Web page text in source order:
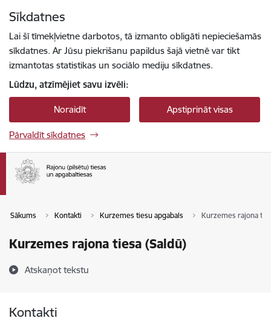
Sīkdatnes
Lai šī tīmekļvietne darbotos, tā izmanto obligāti nepieciešamās
sīkdatnes. Ar Jūsu piekrišanu papildus šajā vietnē var tikt
izmantotas statistikas un sociālo mediju sīkdatnes.
Lūdzu, atzīmējiet savu izvēli:
Noraidīt Apstiprināt visas
Pārvaldīt sīkdatnes
Sākums Kontakti Kurzemes tiesu apgabals Kurzemes rajona
Kurzemes rajona tiesa (Saldū)
Atskaņot tekstu
Kontakti